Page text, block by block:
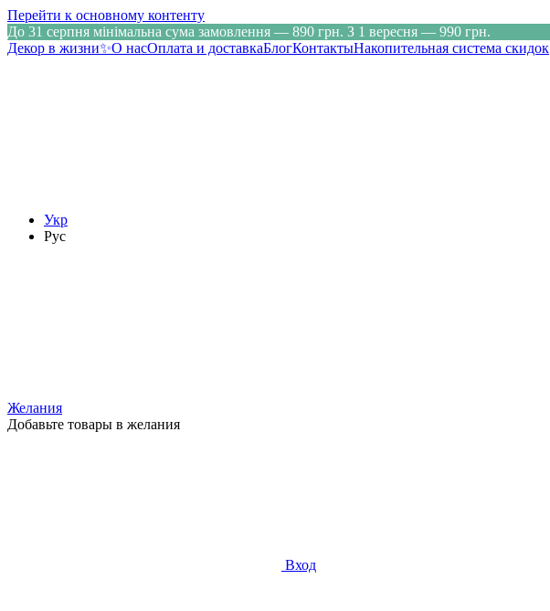
Перейти к основному контенту
До 31 серпня мінімальна сума замовлення — 890 грн. З 1 вересня — 990 грн.
Декор в жизни✨О насОплата и доставкаБлогКонтактыНакопительная система скидок
Укр
Рус
Желания
Добавьте товары в желания
Вход